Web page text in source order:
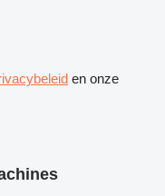
en onze